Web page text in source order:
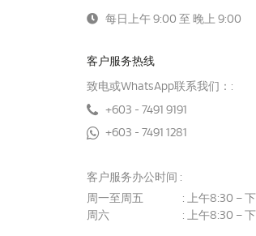
每日上午 9:00 至 晚上 9:00
客户服务热线
致电或WhatsApp联系我们：:
+603 - 7491 9191
+603 - 7491 1281
客户服务办公时间 :
周一至周五
:
上午8:30 –
周六
: 上午8:30 –